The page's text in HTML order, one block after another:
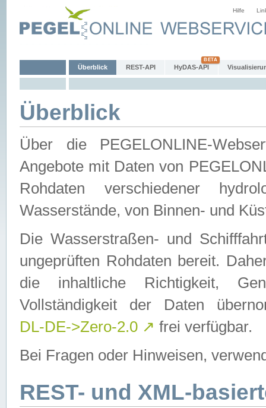
Hilfe
Überblick REST-API HyDAS-API
Überblick
Über die PEGELONLINE-
Angebote mit Daten von
Rohdaten verschiedener
Wasserstände, von Binnen- und
Die Wasserstraßen- und
ungeprüften Rohdaten bereit.
die inhaltliche Richtigkeit,
Vollständigkeit der Daten
DL-DE->Zero-2.0 ↗ frei verfügbar.
Bei Fragen oder Hinweisen,
REST- und XML-